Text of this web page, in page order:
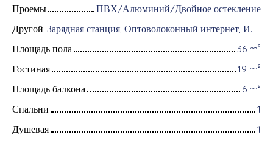
Проемы
ПВХ/Алюминий/Двойное остекление
Другой
Зарядная станция, Оптоволоконный интернет, Интерком, Хранение велосипедов, Бронированная дверь, Видеофон
Площадь пола
36 m²
Гостиная
19 m²
Площадь балкона
6 m²
Спальни
1
Душевая
1